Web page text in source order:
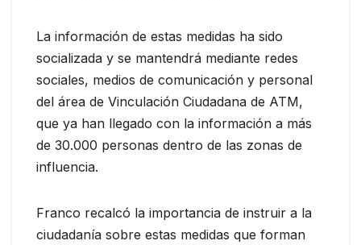
La información de estas medidas ha sido
socializada y se mantendrá mediante redes
sociales, medios de comunicación y personal
del área de Vinculación Ciudadana de ATM,
que ya han llegado con la información a más
de 30.000 personas dentro de las zonas de
influencia.
Franco recalcó la importancia de instruir a la
ciudadanía sobre estas medidas que forman